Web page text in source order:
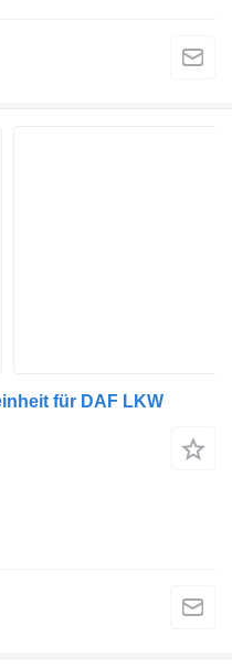
für DAF LKW